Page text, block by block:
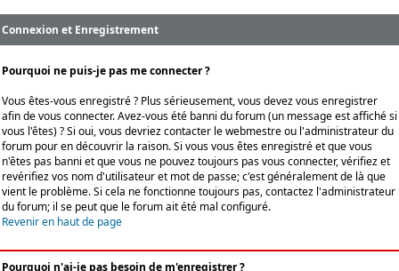
Connexion et Enregistrement
Pourquoi ne puis-je pas me connecter ?
Vous êtes-vous enregistré ? Plus sérieusement, vous devez vous enregistrer
afin de vous connecter. Avez-vous été banni du forum (un message est affiché si
vous l'êtes) ? Si oui, vous devriez contacter le webmestre ou l'administrateur du
forum pour en découvrir la raison. Si vous vous êtes enregistré et que vous
n'êtes pas banni et que vous ne pouvez toujours pas vous connecter, vérifiez et
revérifiez vos nom d'utilisateur et mot de passe; c'est généralement de là que
vient le problème. Si cela ne fonctionne toujours pas, contactez l'administrateur
du forum; il se peut que le forum ait été mal configuré.
Revenir en haut de page
Pourquoi n'ai-je pas besoin de m'enregistrer ?